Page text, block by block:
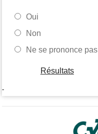
Oui
Non
Ne se prononce pas
Résultats
-